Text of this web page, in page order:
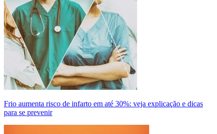
Frio aumenta risco de infarto em até 30%: veja explicação e dicas
para se prevenir